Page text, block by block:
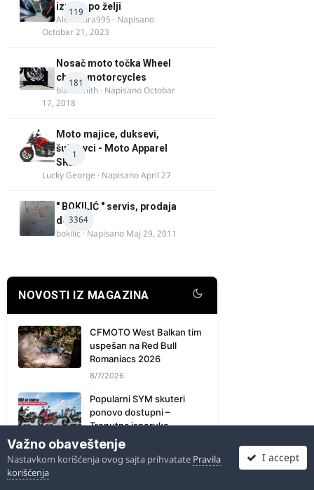
119
izrada po želji
Alexandra995 · Napisano
Octobar 21, 2023
181
Nosač moto točka Wheel
chock motorcycles
blacksmith · NapisanoOctobar
17, 2018
1
Moto majice, duksevi,
šuškavci - Moto Apparel
SRB
Lucky George · NapisanoApril 27
3364
" BOKILIĆ " servis, prodaja
delova
bokilic · Napisano Maj 29, 2011
NOVOSTI IZ MAGAZINA
CFMOTO West Balkan tim
uspešan na Red Bull
Romaniacs 2026
8/7/2026
Popularni SYM skuteri
ponovo dostupni –
Trenutna isporuka
8/7/2026
Tvigijeve priče: kako je
Važno obaveštenje
Nastavkom korišćenja ovog sajta prihvatate Pravila
korišćenja
I accept